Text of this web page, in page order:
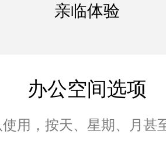
亲临体验
办公空间选项
用，按天、星期、月甚